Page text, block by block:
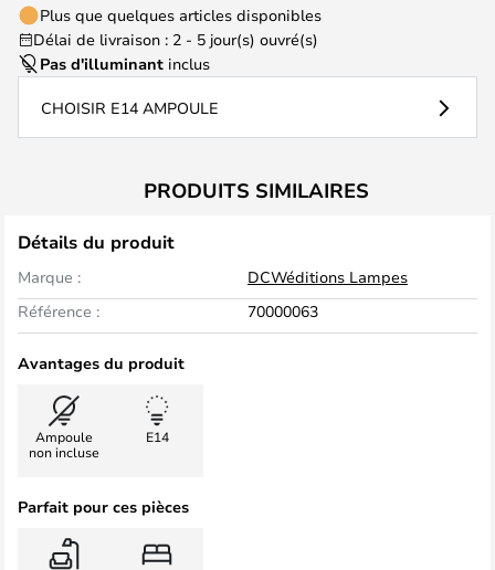
Plus que quelques articles disponibles
Délai de livraison : 2 - 5 jour(s) ouvré(s)
Pas d'illuminant inclus
CHOISIR E14 AMPOULE
PRODUITS SIMILAIRES
Détails du produit
Marque :
DCWéditions Lampes
Référence :
70000063
Avantages du produit
Ampoule
non incluse
E14
Parfait pour ces pièces